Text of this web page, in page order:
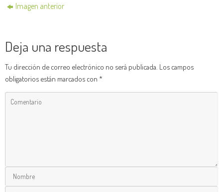
Imagen anterior
Deja una respuesta
Tu dirección de correo electrónico no será publicada. Los campos
obligatorios están marcados con *